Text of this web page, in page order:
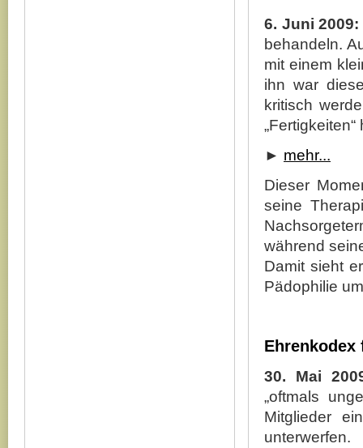
6. Juni 2009:
behandeln.
mit einem
ihn war
kritisch
► mehr...
Dieser
seine
während
Damit sieht
Pädophilie
Ehrenkodex
30. Mai
„oftmals
Mitglieder